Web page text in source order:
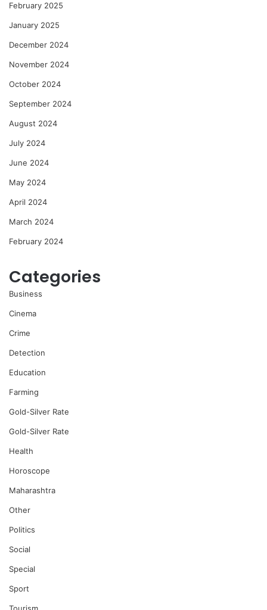
February 2025
January 2025
December 2024
November 2024
October 2024
September 2024
August 2024
July 2024
June 2024
May 2024
April 2024
March 2024
February 2024
Categories
Business
Cinema
Crime
Detection
Education
Farming
Gold-Silver Rate
Gold-Silver Rate
Health
Horoscope
Maharashtra
Other
Politics
Social
Special
Sport